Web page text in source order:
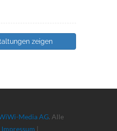
zeigen
Media AG. Alle
Impressum |